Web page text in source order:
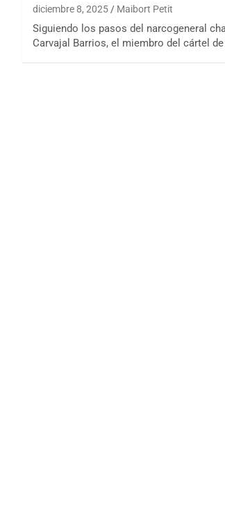
diciembre 8, 2025 Maibort Petit
Siguiendo los pasos del narcogeneral
Carvajal Barrios, el miembro del cártel